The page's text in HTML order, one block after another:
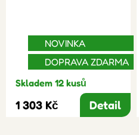
NOVINKA
DOPRAVA ZDARMA
Skladem 12 kusů
1 303 Kč Detail